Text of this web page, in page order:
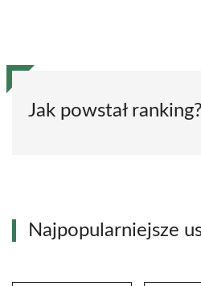
Jak powstał ranking?
Najpopularniejsze